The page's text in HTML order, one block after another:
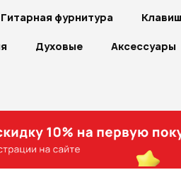
Гитарная фурнитура
Духовые Аксессуары